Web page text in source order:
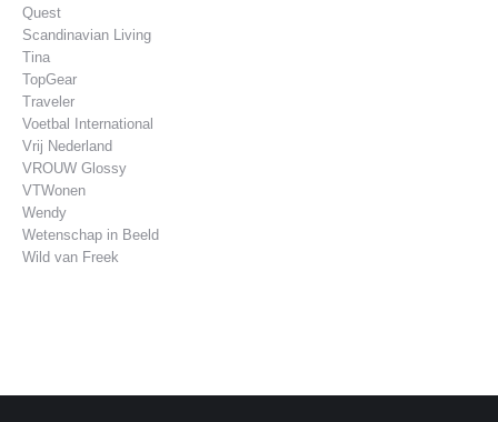
Quest
Scandinavian Living
Tina
TopGear
Traveler
Voetbal International
Vrij Nederland
VROUW Glossy
VTWonen
Wendy
Wetenschap in Beeld
Wild van Freek